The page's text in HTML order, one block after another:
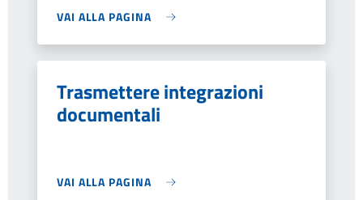
VAI ALLA PAGINA
Trasmettere integrazioni
documentali
VAI ALLA PAGINA